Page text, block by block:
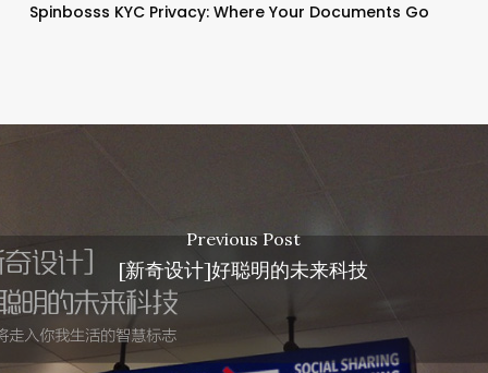
Spinbosss KYC Privacy: Where Your Documents Go
Previous Post
[新奇设计]好聪明的未来科技